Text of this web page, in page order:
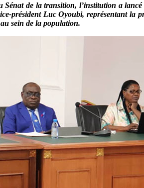
Sénat de la transition, l’institution a
président Luc Oyoubi, représentant la
sein de la population.